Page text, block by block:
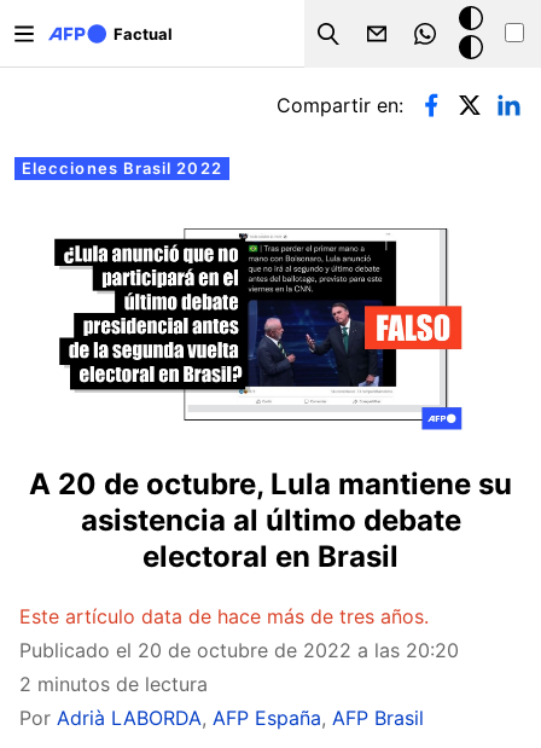
Factual
Search
Modo
oscuro
Solapas principales
Elecciones Brasil 2022
Compartir en:
A 20 de octubre, Lula mantiene su
asistencia al último debate
electoral en Brasil
Este artículo data de hace más de tres años.
Publicado el 20 de octubre de 2022 a las 20:20
2 minutos de lectura
Por Adrià LABORDA, AFP España, AFP Brasil